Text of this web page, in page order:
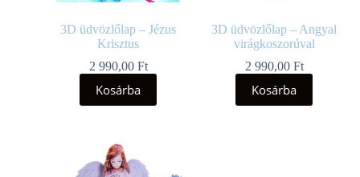
3D üdvözlőlap – Jézus
Krisztus
2 990,00 Ft
Kosárba
3D üdvözlőlap – Angyal
virágkoszorúval
2 990,00 Ft
Kosárba